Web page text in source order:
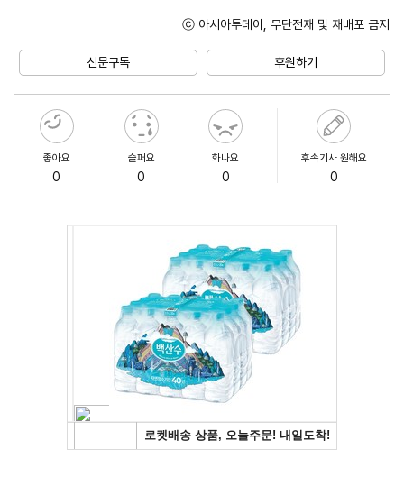
ⓒ 아시아투데이, 무단전재 및 재배포 금지
신문구독 후원하기
좋아요
0
슬퍼요
0
화나요
0
후속기사 원해요
0